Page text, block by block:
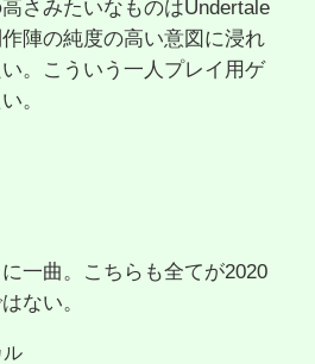
さみたいなものはUndertale
陣の純度の高い意図に浸れ
。こういう一人プレイ用ゲ
。
一曲。こちらも全てが2020
ない。
ル